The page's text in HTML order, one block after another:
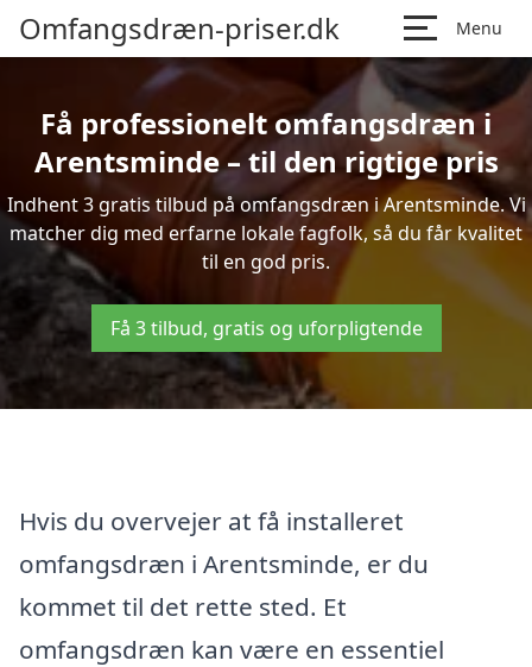
Omfangsdræn-priser.dk Menu
Få professionelt omfangsdræn i
Arentsminde – til den rigtige pris
Indhent 3 gratis tilbud på omfangsdræn i Arentsminde. Vi
matcher dig med erfarne lokale fagfolk, så du får kvalitet
til en god pris.
Få 3 tilbud, gratis og uforpligtende
Hvis du overvejer at få installeret
omfangsdræn i Arentsminde, er du
kommet til det rette sted. Et
omfangsdræn kan være en essentiel